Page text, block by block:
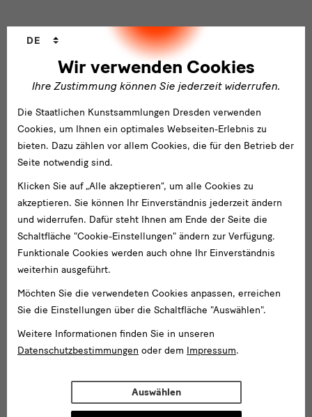
Wir verwenden Cookies
Ihre Zustimmung können Sie jederzeit widerrufen.
DE
Die Staatlichen Kunstsammlungen Dresden verwenden
Cookies, um Ihnen ein optimales Webseiten-Erlebnis zu
bieten. Dazu zählen vor allem Cookies, die für den Betrieb der
Seite notwendig sind.
Klicken Sie auf „Alle akzeptieren“, um alle Cookies zu
akzeptieren. Sie können Ihr Einverständnis jederzeit ändern
und widerrufen. Dafür steht Ihnen am Ende der Seite die
Schaltfläche "Cookie-Einstellungen" ändern zur Verfügung.
Funktionale Cookies werden auch ohne Ihr Einverständnis
weiterhin ausgeführt.
Möchten Sie die verwendeten Cookies anpassen, erreichen
Sie die Einstellungen über die Schaltfläche "Auswählen".
Weitere Informationen finden Sie in unseren
Datenschutzbestimmungen oder dem Impressum.
Auswählen